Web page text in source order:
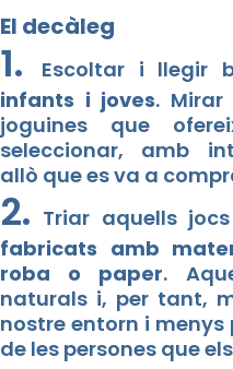
El decàleg
1. Escoltar i llegir
infants i joves. Mirar
joguines que
seleccionar, amb
allò que es va a
2. Triar aquells
fabricats amb
roba o paper.
naturals i, per tant,
nostre entorn i
de les persones que